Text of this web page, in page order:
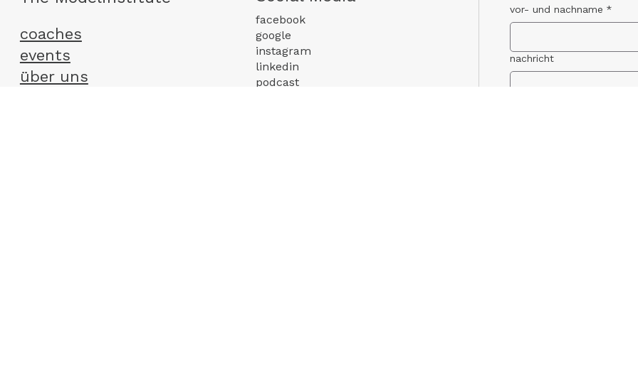
coaches
events
über uns
facebook
google
instagram
linkedin
podcast
vor- und nachname *
nachricht